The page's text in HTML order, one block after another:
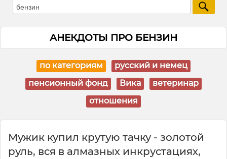
АНЕКДОТЫ ПРО БЕНЗИН
по категориям
русский и немец
пенсионный фонд
Вика
ветеринар
отношения
Мужик купил крутую тачку - золотой
руль, вся в алмазных инкрустациях,